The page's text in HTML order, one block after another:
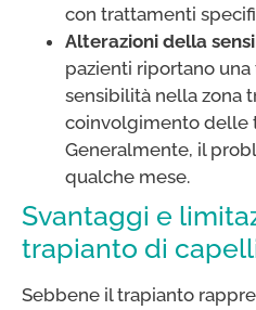
con trattamenti
Alterazioni della
pazienti riportano
sensibilità nella zona
coinvolgimento delle
Generalmente, il
qualche mese.
Svantaggi e
trapianto di
Sebbene il trapianto